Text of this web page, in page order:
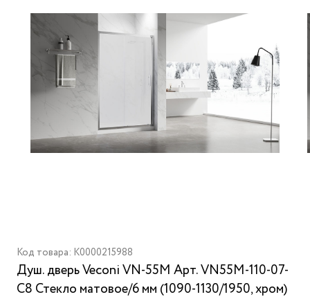
Код товара: K0000215988
Душ. дверь Veconi VN-55M Арт. VN55M-110-07-
C8 Стекло матовое/6 мм (1090-1130/1950, хром)